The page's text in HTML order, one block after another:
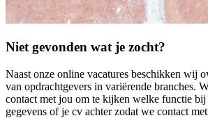
Niet gevonden wat je zocht?
Naast onze online vacatures beschikken wij
van opdrachtgevers in variërende branches.
contact met jou om te kijken welke functie
gegevens of je cv achter zodat we contact